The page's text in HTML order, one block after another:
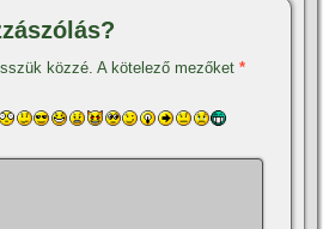
közzé. A kötelező mezőket*